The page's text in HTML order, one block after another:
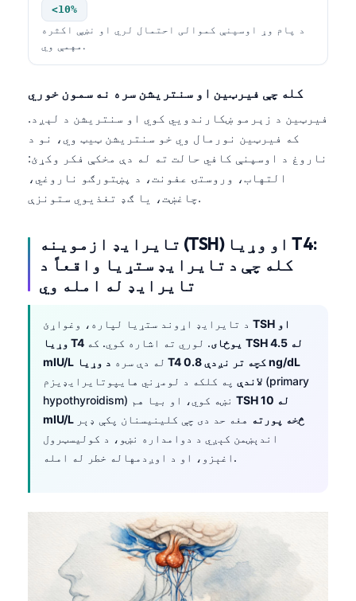
<10%
د پام وړ اوسپنې کموالی احتمال لري او نښې اکثره
مهمې وي.
کله چې فیرټین او سنتریشن سره نه سمون خوري
فیرټین د زېرمو ښکارندویي کوي او سنتریشن د لېږد.
که فیرټین نورمال وي خو سنتریشن ټیټ وي، نو د
ناروغ د اوسپنې کافي حالت ته له دې مخکې فکر وکړئ:
التهاب، وروستۍ عفونت، د پښتورګو ناروغي،
چاغښت، یا ګډ تغذیوي ستونزې.
تایرایډ ازموینه (TSH) او وړیا T4:
کله چې د تایرایډ ستړیا واقعاً د
تایرایډ له امله وي
TSH او
وړیا T4 یوځای TSH له 4.5
mIU/L
له دې سره د وړیا T4 کچه تر نږدې 0.8 ng/dL
لاندې په کلکه د لومړني هایپوتایرایډیزم (primary
TSH له 10
mIU/L څخه پورته هغه حد دی چې کلینیسنان پکې ډېر
اندېښمن کېږي د دوامداره نښو، د کولیسټرول
اغېزو، او د اوږدمهاله خطر له امله.